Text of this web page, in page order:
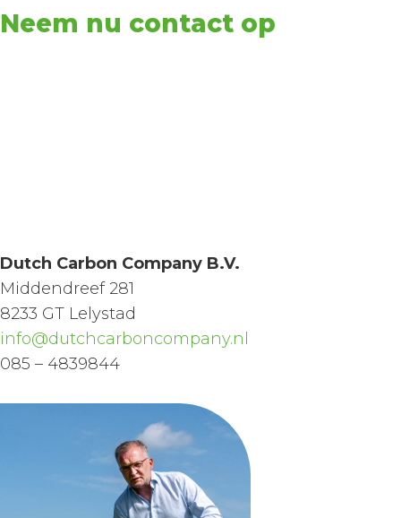
Neem nu contact op
Dutch Carbon Company B.V.
Middendreef 281
8233 GT Lelystad
info@dutchcarboncompany.nl
085 – 4839844